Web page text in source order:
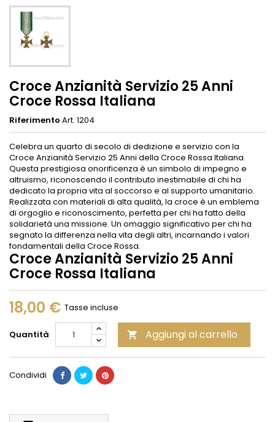
Croce Anzianità Servizio 25 Anni
Croce Rossa Italiana
Riferimento Art. 1204
Celebra un quarto di secolo di dedizione e servizio con la
Croce Anzianità Servizio 25 Anni della Croce Rossa Italiana.
Questa prestigiosa onorificenza è un simbolo di impegno e
altruismo, riconoscendo il contributo inestimabile di chi ha
dedicato la propria vita al soccorso e al supporto umanitario.
Realizzata con materiali di alta qualità, la croce è un emblema
di orgoglio e riconoscimento, perfetta per chi ha fatto della
solidarietà una missione. Un omaggio significativo per chi ha
segnato la differenza nella vita degli altri, incarnando i valori
fondamentali della Croce Rossa.
Croce Anzianità Servizio 25 Anni
Croce Rossa Italiana
18,00 € Tasse incluse
Quantità  Aggiungi al carrello
Condividi